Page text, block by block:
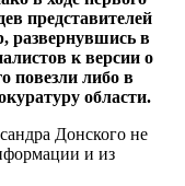
представителей
развернувшись в
к версии о
повезли либо в
области.
Донского не
и из